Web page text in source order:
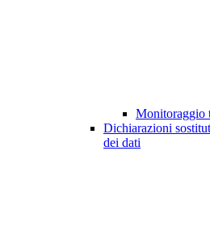
Monitoraggio
Dichiarazioni
dei dati